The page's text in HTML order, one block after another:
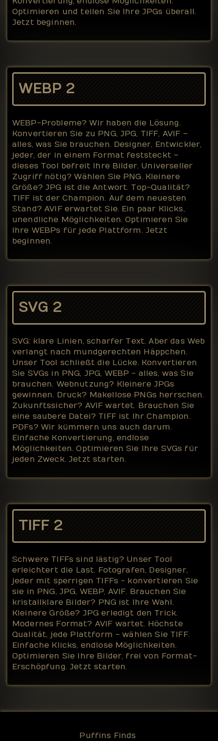
Optimieren und teilen Sie Ihre JPGs überall.
Jetzt beginnen.
WEBP 2
WEBP-Probleme? Wir haben die Lösung.
Konvertieren Sie zu PNG, JPG, TIFF, AVIF –
alles, was Sie brauchen. Designer, Entwickler,
jeder, der in einem Format feststeckt –
dieses Tool befreit Ihre Bilder. Universeller
Zugriff nötig? Wählen Sie PNG. Kleinere
Größe? JPG ist die Antwort. Top-Qualität?
TIFF ist der Champion. Auf dem neuesten
Stand? AVIF erwartet Sie. Ein paar Klicks,
unendliche Möglichkeiten. Optimieren Sie
Ihre WEBPs für jede Plattform. Jetzt
beginnen.
SVG 2
SVG: klare Linien, scharfer Text. Aber das Web
verlangt nach mundgerechten Häppchen.
Unser Tool schließt die Lücke. Konvertieren
Sie SVGs in PNG, JPG, WEBP - alles, was Sie
brauchen. Webnutzung? Kleinere JPGs
gewinnen. Druck? Makellose PNGs herrschen.
Zukunftssicher? AVIF wartet. Brauchen Sie
eine saubere Datei? TIFF ist Ihr Champion.
PDFs? Wir kümmern uns auch darum.
Einfache Konvertierung, endlose
Möglichkeiten. Optimieren Sie Ihre SVGs für
jeden Zweck. Jetzt starten.
TIFF 2
Schwere TIFFs sind lästig? Unser Tool
erleichtert die Last. Fotografen, Designer,
jeder mit sperrigen TIFFs - konvertieren Sie
sie in PNG, JPG, WEBP, AVIF. Brauchen Sie
kristallklare Bilder? PNG ist Ihre Wahl.
Kleinere Größe? JPG erledigt den Trick.
Modernes Format? AVIF wartet. Höchste
Qualität, jede Plattform - wählen Sie TIFF.
Einfache Klicks, endlose Möglichkeiten.
Optimieren Sie Ihre Bilder, frei von Format-
Erschöpfung. Jetzt starten.
Puffins Finds